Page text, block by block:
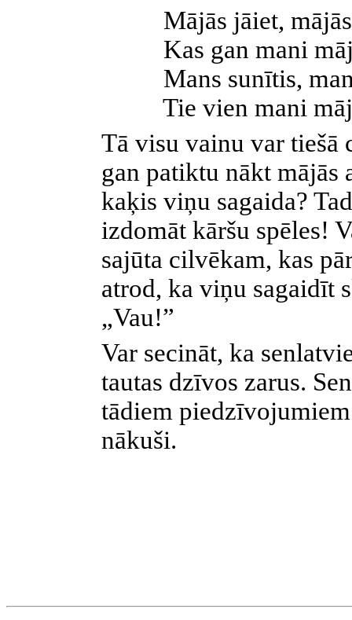
Mājās jāiet,
Kas gan mani
Mans sunītis,
Tie vien mani
Tā visu vainu var tiešā
gan patiktu nākt mājās
kaķis viņu sagaida?
izdomāt kāršu spēles!
sajūta cilvēkam, kas
atrod, ka viņu sagaidīt
„Vau!”
Var secināt, ka
tautas dzīvos zarus.
tādiem
nākuši.